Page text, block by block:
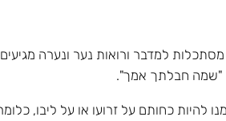
מסתכלות למדבר ורואות נער ונערה
"שמה חבלתך אמך".
ממנו להיות כחותם על זרועו או על